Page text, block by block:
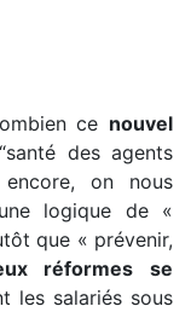
ce nouvel
des agents
on nous
logique de «
que « prévenir,
réformes se
les salariés sous